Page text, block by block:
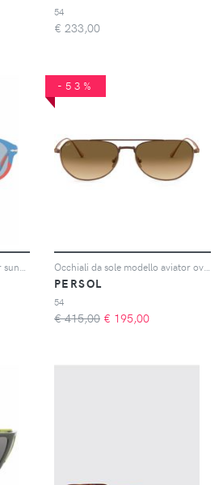
54
€ 233,00
-53%
PERSOL
54
€ 415,00 € 195,00